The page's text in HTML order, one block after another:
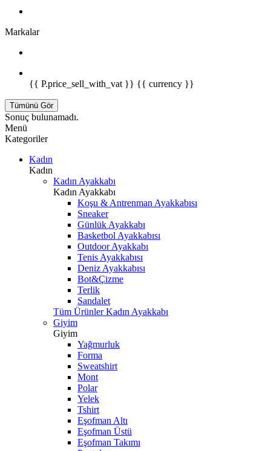
Markalar
{{ P.price_sell_with_vat }} {{ currency }}
Tümünü Gör
Sonuç bulunamadı.
Menü
Kategoriler
Kadın
Kadın
Kadın Ayakkabı
Kadın Ayakkabı
Koşu & Antrenman Ayakkabısı
Sneaker
Günlük Ayakkabı
Basketbol Ayakkabısı
Outdoor Ayakkabı
Tenis Ayakkabısı
Deniz Ayakkabısı
Bot&Çizme
Terlik
Sandalet
Tüm Ürünler Kadın Ayakkabı
Giyim
Giyim
Yağmurluk
Forma
Sweatshirt
Mont
Polar
Yelek
Tshirt
Eşofman Altı
Eşofman Üstü
Eşofman Takımı